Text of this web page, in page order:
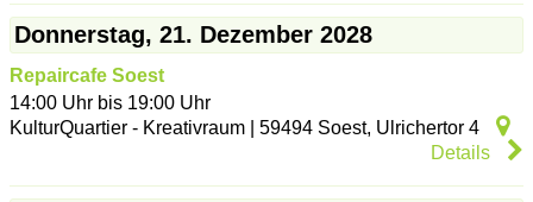
Donnerstag, 21. Dezember 2028
Repaircafe Soest
14:00 Uhr bis 19:00 Uhr
KulturQuartier - Kreativraum
59494 Soest, Ulrichertor 4
Details